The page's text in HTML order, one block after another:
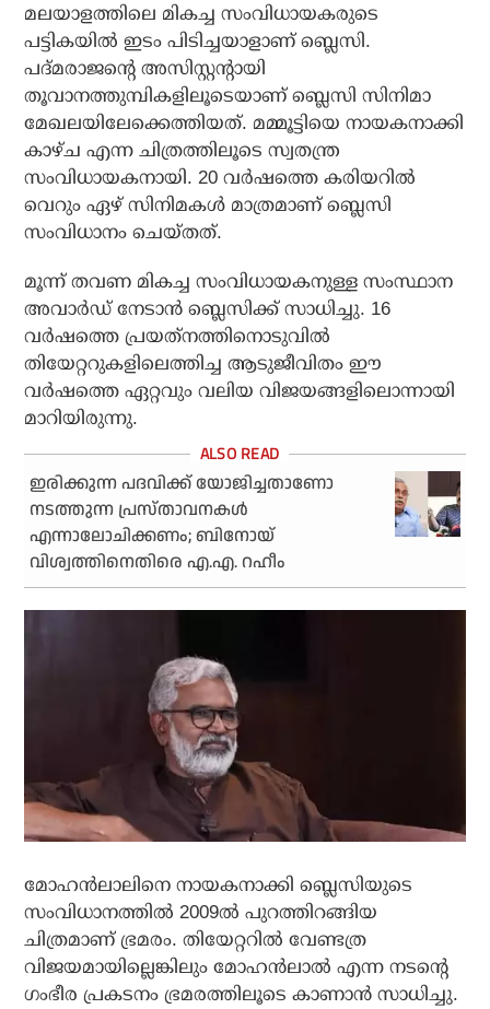
മലയാളത്തിലെ മികച്ച സംവിധായകരുടെ
പട്ടികയില്‍ ഇടം പിടിച്ചയാളാണ് ബ്ലെസി.
പദ്മരാജന്റെ അസിസ്റ്റന്റായി
തൂവാനത്തുമ്പികളിലൂടെയാണ് ബ്ലെസി സിനിമാ
മേഖലയിലേക്കെത്തിയത്. മമ്മൂട്ടിയെ നായകനാക്കി
കാഴ്ച എന്ന ചിത്രത്തിലൂടെ സ്വതന്ത്ര
സംവിധായകനായി. 20 വര്‍ഷത്തെ കരിയറില്‍
വെറും ഏഴ് സിനിമകള്‍ മാത്രമാണ് ബ്ലെസി
സംവിധാനം ചെയ്തത്.
മൂന്ന് തവണ മികച്ച സംവിധായകനുള്ള സംസ്ഥാന
അവാര്‍ഡ് നേടാന്‍ ബ്ലെസിക്ക് സാധിച്ചു. 16
വര്‍ഷത്തെ പ്രയത്‌നത്തിനൊടുവില്‍
തിയേറ്ററുകളിലെത്തിച്ച ആടുജീവിതം ഈ
വര്‍ഷത്തെ ഏറ്റവും വലിയ വിജയങ്ങളിലൊന്നായി
മാറിയിരുന്നു.
ഇരിക്കുന്ന പദവിക്ക് യോജിച്ചതാണോ
നടത്തുന്ന പ്രസ്താവനകൾ
എന്നാലോചിക്കണം; ബിനോയ്
വിശ്വത്തിനെതിരെ എ.എ. റഹീം
മോഹന്‍ലാലിനെ നായകനാക്കി ബ്ലെസിയുടെ
സംവിധാനത്തില്‍ 2009ല്‍ പുറത്തിറങ്ങിയ
ചിത്രമാണ് ഭ്രമരം. തിയേറ്ററില്‍ വേണ്ടത്ര
വിജയമായില്ലെങ്കിലും മോഹന്‍ലാല്‍ എന്ന നടന്റെ
ഗംഭീര പ്രകടനം ഭ്രമരത്തിലൂടെ കാണാന്‍ സാധിച്ചു.